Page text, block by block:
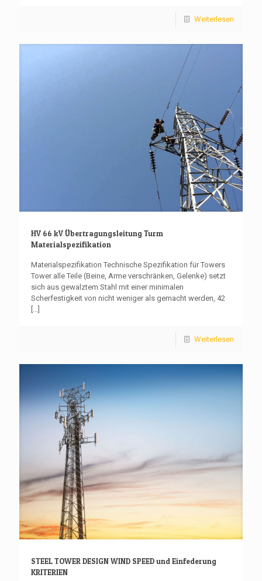
Weiterlesen
HV 66 kV Übertragungsleitung Turm
Materialspezifikation
Materialspezifikation Technische Spezifikation für Towers
Tower alle Teile (Beine, Arme verschränken, Gelenke) setzt
sich aus gewalztem Stahl mit einer minimalen
Scherfestigkeit von nicht weniger als gemacht werden, 42
[...]
Weiterlesen
STEEL TOWER DESIGN WIND SPEED und Einfederung
KRITERIEN